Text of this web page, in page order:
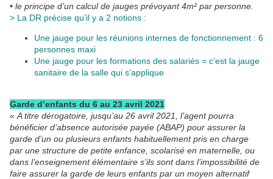
• le principe d’un calcul de jauges prévoyant 4m² par personne.
> La DR précise qu’il y a 2 notions :
Une jauge pour les réunions internes de fonctionnement : 6
personnes maxi
Une jauge pour les formations des salariés = c’est la jauge
sanitaire de la salle qui s’applique
Garde d’enfants du 6 au 23 avril 2021
« A titre dérogatoire, jusqu’au 26 avril 2021, l’agent pourra
bénéficier d’absence autorisée payée (ABAP) pour assurer la
garde d’un ou plusieurs enfants habituellement pris en charge
par une structure de petite enfance, scolarisé en maternelle, ou
dans l’enseignement élémentaire s’ils sont dans l’impossibilité de
faire assurer la garde de leurs enfants par un moyen alternatif